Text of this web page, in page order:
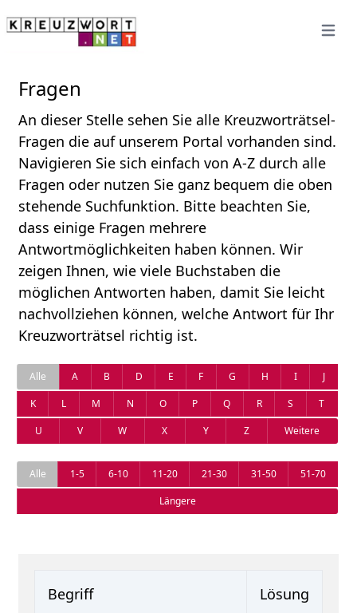
Open
Fragen
An dieser Stelle sehen Sie alle Kreuzworträtsel-
Fragen die auf unserem Portal vorhanden sind.
Navigieren Sie sich einfach von A-Z durch alle
Fragen oder nutzen Sie ganz bequem die oben
stehende Suchfunktion. Bitte beachten Sie,
dass einige Fragen mehrere
Antwortmöglichkeiten haben können. Wir
zeigen Ihnen, wie viele Buchstaben die
möglichen Antworten haben, damit Sie leicht
nachvollziehen können, welche Antwort für Ihr
Kreuzworträtsel richtig ist.
Alle A B D E F G H I
J
K
L M N O P Q R S
T
U
V W X Y Z Weitere
Alle 1-5 6-10 11-20 21-30 31-50
51-70
Längere
Begriff Lösung